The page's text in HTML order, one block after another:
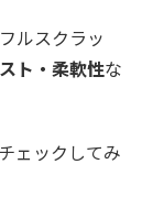
ルスクラッ
ト・柔軟性な
ェックしてみ